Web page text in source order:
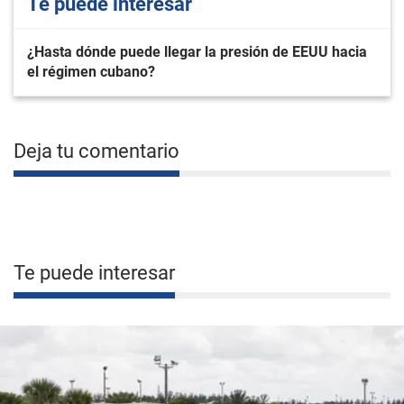
¿Hasta dónde puede llegar la presión de EEUU hacia
el régimen cubano?
Deja tu comentario
Te puede interesar